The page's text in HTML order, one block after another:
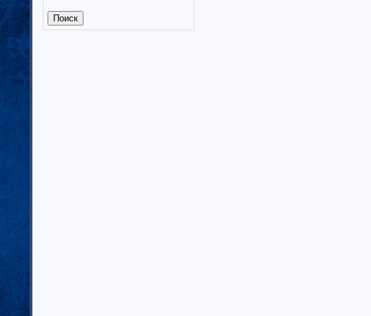
Калмыкия (6)
Калужская область (37)